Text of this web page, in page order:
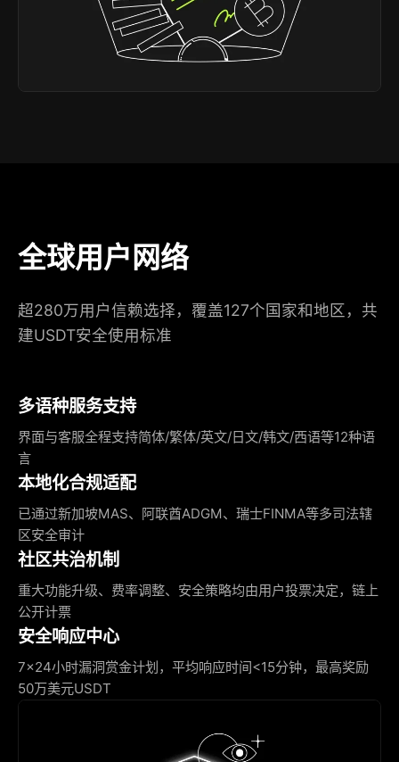
全球用户网络
超280万用户信赖选择，覆盖127个国家和地区，共
建USDT安全使用标准
多语种服务支持
界面与客服全程支持简体/繁体/英文/日文/韩文/西语等12种语
言
本地化合规适配
已通过新加坡MAS、阿联酋ADGM、瑞士FINMA等多司法辖
区安全审计
社区共治机制
重大功能升级、费率调整、安全策略均由用户投票决定，链上
公开计票
安全响应中心
7×24小时漏洞赏金计划，平均响应时间<15分钟，最高奖励
50万美元USDT